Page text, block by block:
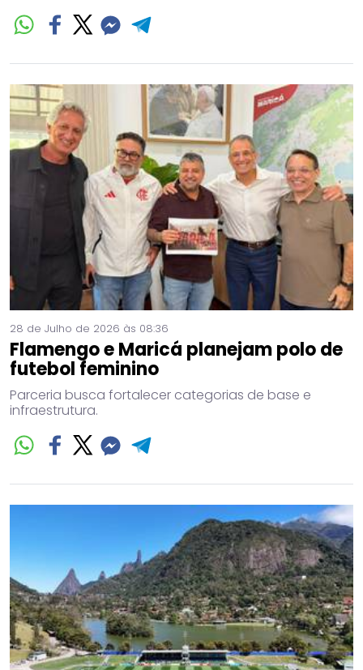
28 de Julho de 2026 às 08:36
Flamengo e Maricá planejam polo de
futebol feminino
Parceria busca fortalecer categorias de base e
infraestrutura.